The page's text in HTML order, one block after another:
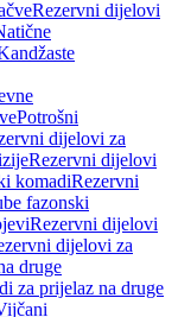
Rezervni dijelovi
Potrošni
dijelovi za
Rezervni dijelovi
komadiRezervni
fazonski
Rezervni dijelovi
dijelovi za
druge
za prijelaz na druge